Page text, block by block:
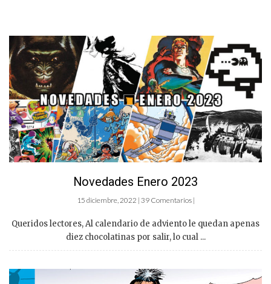
Novedades Enero 2023
15 diciembre, 2022 | 39 Comentarios |
Queridos lectores, Al calendario de adviento le quedan apenas
diez chocolatinas por salir, lo cual ...